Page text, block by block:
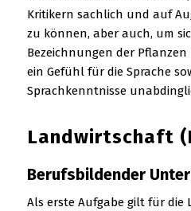
Kritikern sachlich und auf
zu können, aber auch, um
Bezeichnungen der
ein Gefühl für die Sprache
Sprachkenntnisse
Landwirtschaft
Berufsbildender
Als erste Aufgabe gilt für die